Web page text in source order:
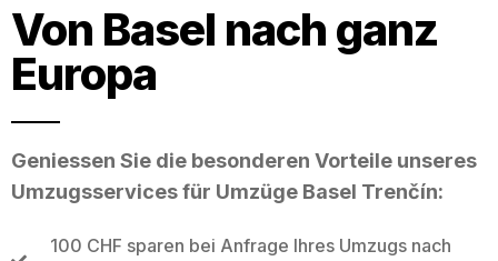
Von Basel nach ganz
Europa
Geniessen Sie die besonderen Vorteile unseres
Umzugsservices für Umzüge Basel Trenčín:
100 CHF sparen bei Anfrage Ihres Umzugs nach